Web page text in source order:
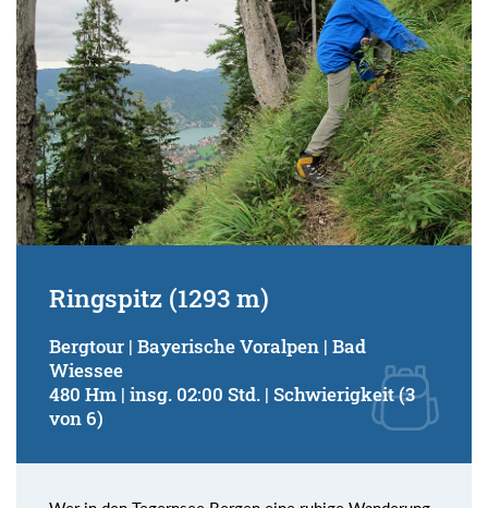
Ringspitz (1293 m)
Bergtour | Bayerische Voralpen | Bad
Wiessee
480 Hm | insg. 02:00 Std. | Schwierigkeit (3
von 6)